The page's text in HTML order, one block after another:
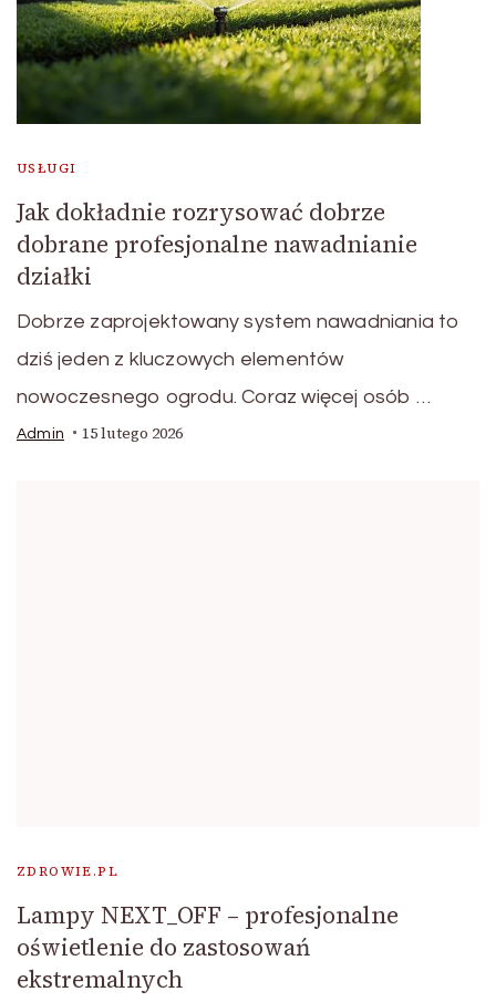
USŁUGI
Jak dokładnie rozrysować dobrze
dobrane profesjonalne nawadnianie
działki
Dobrze zaprojektowany system nawadniania to
dziś jeden z kluczowych elementów
nowoczesnego ogrodu. Coraz więcej osób …
Admin 15 lutego 2026
ZDROWIE.PL
Lampy NEXT_OFF – profesjonalne
oświetlenie do zastosowań
ekstremalnych